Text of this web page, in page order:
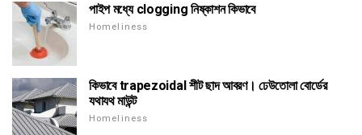
পাইপ মধ্যে clogging নিষ্কাশন কিভাবে
Homeliness
কিভাবে trapezoidal শীট ছাদ আবরণ। ঢেউতোলা বোর্ডের
যথাযথ মাউন্ট
Homeliness